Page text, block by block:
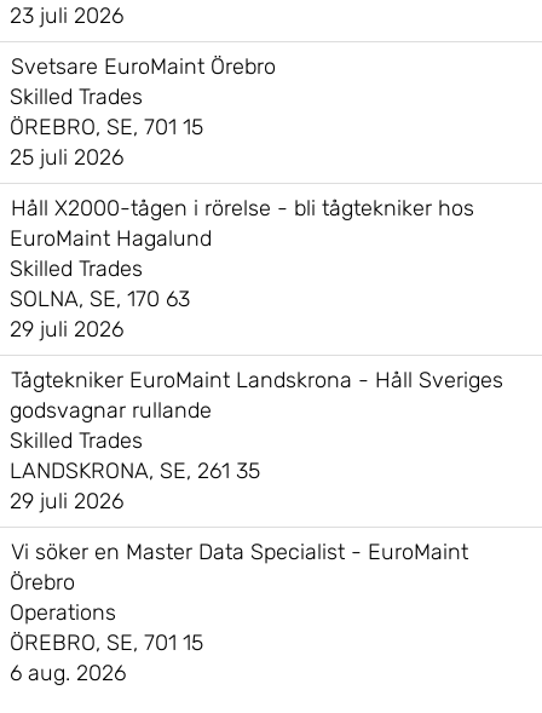
23 juli 2026
Svetsare EuroMaint Örebro
Skilled Trades
ÖREBRO, SE, 701 15
25 juli 2026
Håll X2000-tågen i rörelse - bli tågtekniker hos
EuroMaint Hagalund
Skilled Trades
SOLNA, SE, 170 63
29 juli 2026
Tågtekniker EuroMaint Landskrona - Håll Sveriges
godsvagnar rullande
Skilled Trades
LANDSKRONA, SE, 261 35
29 juli 2026
Vi söker en Master Data Specialist - EuroMaint
Örebro
Operations
ÖREBRO, SE, 701 15
6 aug. 2026